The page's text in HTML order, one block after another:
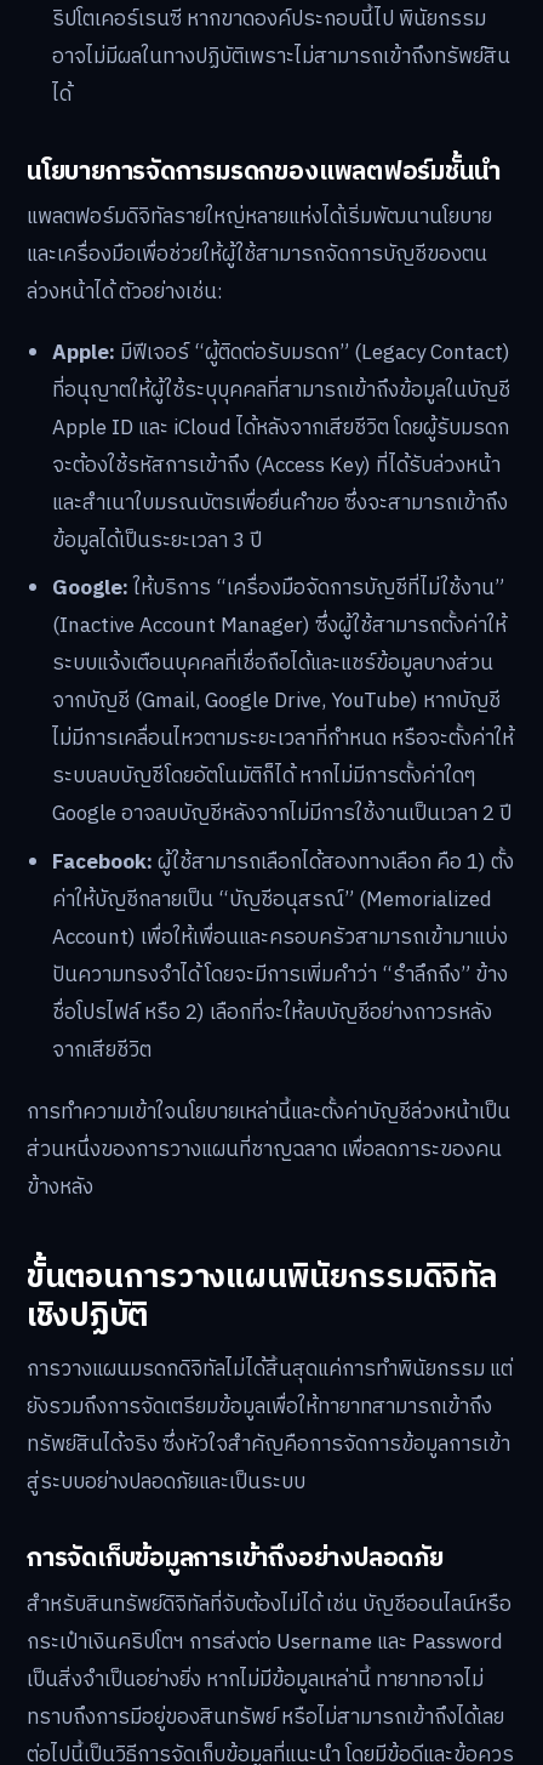
ริปโตเคอร์เรนซี หากขาดองค์ประกอบนี้ไป พินัยกรรม
อาจไม่มีผลในทางปฏิบัติเพราะไม่สามารถเข้าถึงทรัพย์สิน
ได้
นโยบายการจัดการมรดกของแพลตฟอร์มชั้นนำ
แพลตฟอร์มดิจิทัลรายใหญ่หลายแห่งได้เริ่มพัฒนานโยบาย
และเครื่องมือเพื่อช่วยให้ผู้ใช้สามารถจัดการบัญชีของตน
ล่วงหน้าได้ ตัวอย่างเช่น:
Apple: มีฟีเจอร์ “ผู้ติดต่อรับมรดก” (Legacy Contact)
ที่อนุญาตให้ผู้ใช้ระบุบุคคลที่สามารถเข้าถึงข้อมูลในบัญชี
Apple ID และ iCloud ได้หลังจากเสียชีวิต โดยผู้รับมรดก
จะต้องใช้รหัสการเข้าถึง (Access Key) ที่ได้รับล่วงหน้า
และสำเนาใบมรณบัตรเพื่อยื่นคำขอ ซึ่งจะสามารถเข้าถึง
ข้อมูลได้เป็นระยะเวลา 3 ปี
Google:ให้บริการ “เครื่องมือจัดการบัญชีที่ไม่ใช้งาน”
(Inactive Account Manager) ซึ่งผู้ใช้สามารถตั้งค่าให้
ระบบแจ้งเตือนบุคคลที่เชื่อถือได้และแชร์ข้อมูลบางส่วน
จากบัญชี (Gmail, Google Drive, YouTube) หากบัญชี
ไม่มีการเคลื่อนไหวตามระยะเวลาที่กำหนด หรือจะตั้งค่าให้
ระบบลบบัญชีโดยอัตโนมัติก็ได้ หากไม่มีการตั้งค่าใดๆ
Google อาจลบบัญชีหลังจากไม่มีการใช้งานเป็นเวลา 2 ปี
Facebook:ผู้ใช้สามารถเลือกได้สองทางเลือก คือ 1) ตั้ง
ค่าให้บัญชีกลายเป็น “บัญชีอนุสรณ์” (Memorialized
Account) เพื่อให้เพื่อนและครอบครัวสามารถเข้ามาแบ่ง
ปันความทรงจำได้ โดยจะมีการเพิ่มคำว่า “รำลึกถึง” ข้าง
ชื่อโปรไฟล์ หรือ 2) เลือกที่จะให้ลบบัญชีอย่างถาวรหลัง
จากเสียชีวิต
การทำความเข้าใจนโยบายเหล่านี้และตั้งค่าบัญชีล่วงหน้าเป็น
ส่วนหนึ่งของการวางแผนที่ชาญฉลาด เพื่อลดภาระของคน
ข้างหลัง
ขั้นตอนการวางแผนพินัยกรรมดิจิทัล
เชิงปฏิบัติ
การวางแผนมรดกดิจิทัลไม่ได้สิ้นสุดแค่การทำพินัยกรรม แต่
ยังรวมถึงการจัดเตรียมข้อมูลเพื่อให้ทายาทสามารถเข้าถึง
ทรัพย์สินได้จริง ซึ่งหัวใจสำคัญคือการจัดการข้อมูลการเข้า
สู่ระบบอย่างปลอดภัยและเป็นระบบ
การจัดเก็บข้อมูลการเข้าถึงอย่างปลอดภัย
สำหรับสินทรัพย์ดิจิทัลที่จับต้องไม่ได้ เช่น บัญชีออนไลน์หรือ
กระเป๋าเงินคริปโตฯ การส่งต่อ Username และ Password
เป็นสิ่งจำเป็นอย่างยิ่ง หากไม่มีข้อมูลเหล่านี้ ทายาทอาจไม่
ทราบถึงการมีอยู่ของสินทรัพย์ หรือไม่สามารถเข้าถึงได้เลย
ต่อไปนี้เป็นวิธีการจัดเก็บข้อมูลที่แนะนำ โดยมีข้อดีและข้อควร